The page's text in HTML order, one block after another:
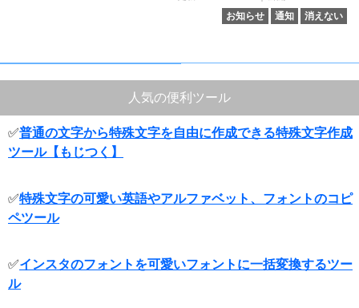
お知らせ
通知 消えない
人気の便利ツール
✅普通の文字から特殊文字を自由に作成できる特殊文字作成
ツール【もじつく】
✅特殊文字の可愛い英語やアルファベット、フォントのコピ
ペツール
✅インスタのフォントを可愛いフォントに一括変換するツー
ル